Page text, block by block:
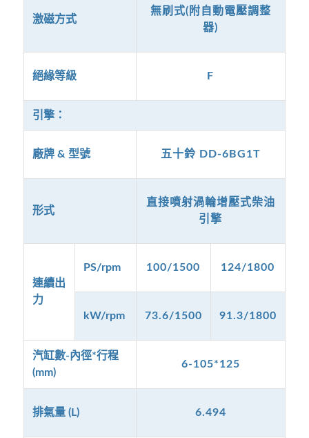
激磁方式
無刷式(附自動電壓調整
器)
絕緣等級 F
引擎：
廠牌 & 型號 五十鈴 DD-6BG1T
形式
直接噴射渦輪增壓式柴油
引擎
連續出
力
PS/rpm 100/1500 124/1800
kW/rpm 73.6/1500 91.3/1800
汽缸數-內徑*行程
(mm)
6-105*125
排氣量 (L) 6.494